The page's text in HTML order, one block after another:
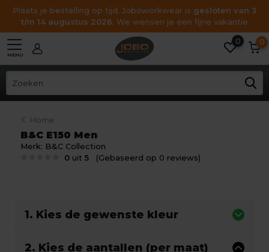
Plaats je bestelling op tijd. Joboworkwear is gesloten van 3
t/m 14 augustus 2026. We wensen je een fijne vakantie
MENU
0 0
Home
B&C E150 Men
Merk: B&C Collection
0 uit5 (Gebaseerd op 0 reviews)
1. Kies de gewenste kleur
2. Kies de aantallen (per maat)